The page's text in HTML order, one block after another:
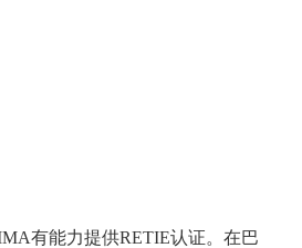
有能力提供RETIE认证。在巴